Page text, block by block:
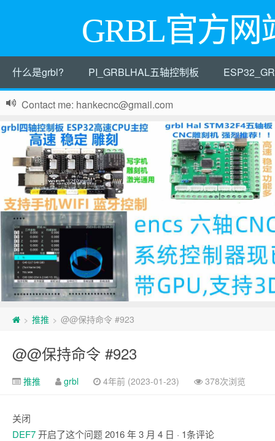
GRBL官方网
什么是grbl? PI_GRBLHAL五轴控制板
Contact me: hankecnc@gmail.com
> 推推 > @@保持命令 #923
@@保持命令 #923
推推 grbl 4年前 (2023-01-23) 378次浏览
关闭
DEF7开启了这个问题2016 年 3 月 4 日 · 1条评论